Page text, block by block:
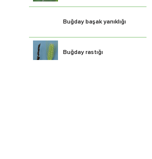
Buğday başak yanıklığı
Buğday rastığı